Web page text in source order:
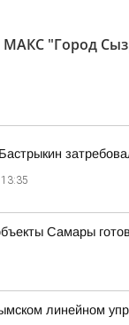
МАКС "Город
13:35
Самары
линейном